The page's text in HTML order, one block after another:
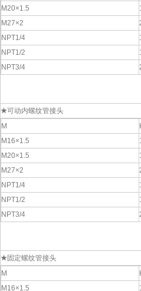
M20×1.5
M27×2
NPT1/4
NPT1/2
NPT3/4
★可动内螺纹管接头
M
M16×1.5
M20×1.5
M27×2
NPT1/4
NPT1/2
NPT3/4
★固定螺纹管接头
M
M16×1.5